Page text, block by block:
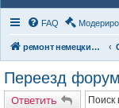
FAQ
ремонт немецких грузовиков
Переезд
Ответить